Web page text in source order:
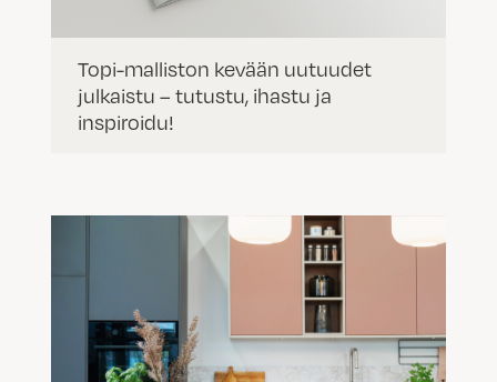
Topi-malliston kevään uutuudet
julkaistu – tutustu, ihastu ja
inspiroidu!